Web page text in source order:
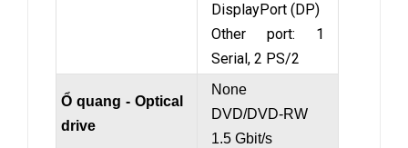
DisplayPort (DP)
Other port: 1
Serial, 2 PS/2
Ổ quang - Optical
drive
None
DVD/DVD-RW
1.5 Gbit/s